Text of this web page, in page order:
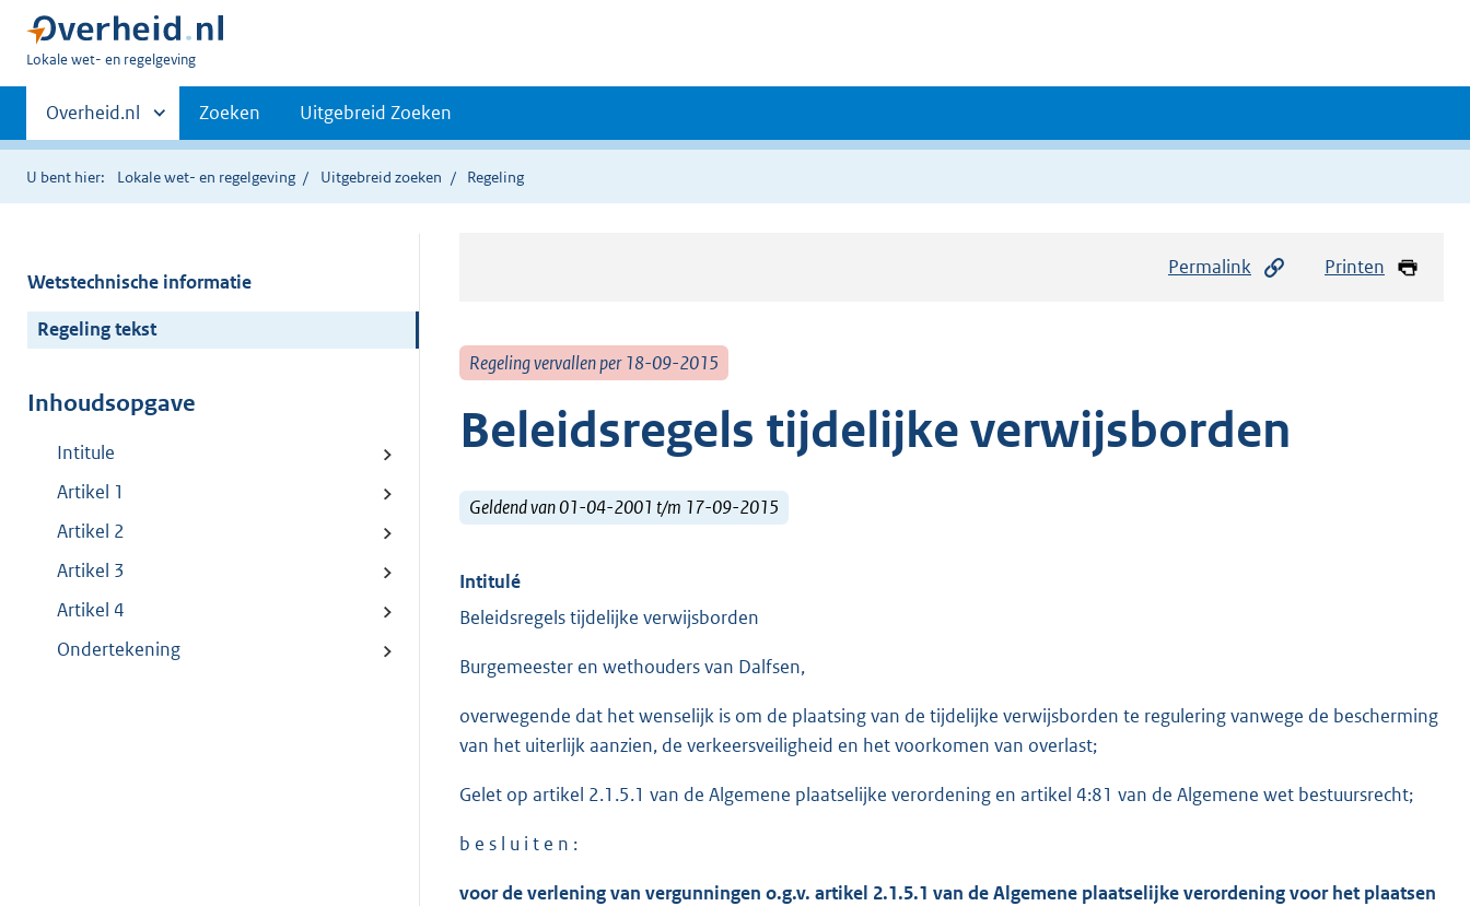
U
hier:
Lokale wet- en regelgeving
Primaire
navigatie
Andere
sites
binnen
Overheid.nl Zoeken Uitgebreid Zoeken
U bent hier: Lokale wet- en regelgeving Uitgebreid zoeken Regeling
Wetstechnische informatie
Regeling tekst
Inhoudsopgave
Intitule
Artikel 1
Artikel 2
Artikel 3
Artikel 4
Ondertekening
Permalink Printen
Regeling vervallen per 18-09-2015
Beleidsregels tijdelijke verwijsborden
Geldend van 01-04-2001 t/m 17-09-2015
Intitulé
Beleidsregels tijdelijke verwijsborden
Burgemeester en wethouders van Dalfsen,
overwegende dat het wenselijk is om de plaatsing van de tijdelijke verwijsborden te regulering vanwege de bescherming
van het uiterlijk aanzien, de verkeersveiligheid en het voorkomen van overlast;
Gelet op artikel 2.1.5.1 van de Algemene plaatselijke verordening en artikel 4:81 van de Algemene wet bestuursrecht;
b e s l u i t e n :
voor de verlening van vergunningen o.g.v. artikel 2.1.5.1 van de Algemene plaatselijke verordening voor het plaatsen